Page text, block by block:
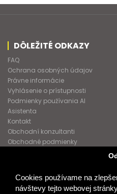
Cookies používame na
návštevy tejto webovej
DÔLEŽITÉ ODKAZY
FAQ
Ochrana osobných údajov
Právne informácie
Vyhlásenie o prístupnosti
Podmienky používania AI
Asistenta
Kontakt
Obchodní konzultanti
Obchodné podmienky
SPOLUPRACUJEME